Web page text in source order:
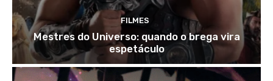
FILMES
Mestres do Universo: quando o brega vira
espetáculo